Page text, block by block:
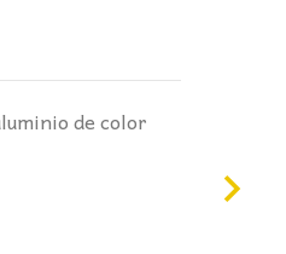
de color